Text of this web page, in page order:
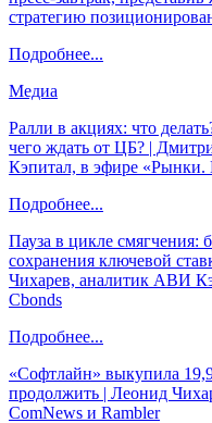
стратегию
Подробнее...
Медиа
Ралли в акциях: что
чего ждать от ЦБ? |
Кэпитал, в эфире
Подробнее...
Пауза в цикле смягчения:
сохранения ключевой
Чихарев, аналитик АВИ
Cbonds
Подробнее...
«Софтлайн» выкупила
продолжить | Леонид
ComNews и Rambler